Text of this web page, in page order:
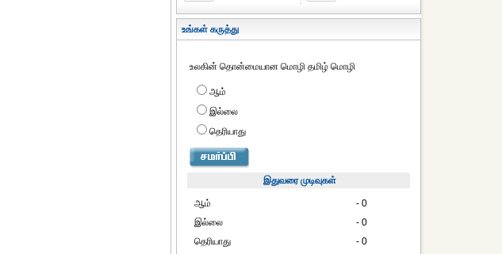
உங்கள் கருத்து
உலகின் தொன்மையான மொழி தமிழ் மொழி
ஆம்
இல்லை
தெரியாது
இதுவரை முடிவுகள்
ஆம்
- 0
இல்லை
- 0
தெரியாது
- 0